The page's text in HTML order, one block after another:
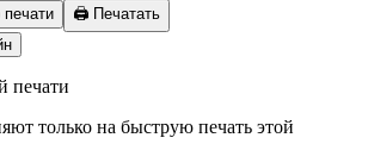
🖨️ Печатать
печати
только на быструю печать этой